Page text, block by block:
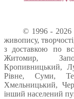
© 1996 - 2026
живопису,
з доставкою по
Житомир,
Кропивницький,
Рівне, Суми,
Хмельницький,
інший населений